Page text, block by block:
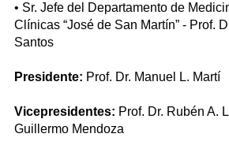
• Sr. Jefe del Departamento de
Clínicas “José de San Martín” - Prof.
Santos
Presidente: Prof. Dr. Manuel L. Martí
Vicepresidentes: Prof. Dr. Rubén A.
Guillermo Mendoza